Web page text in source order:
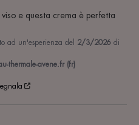
e questa crema è perfetta
ad un'esperienza del 2/3/2026 di
thermale-avene.fr (fr)